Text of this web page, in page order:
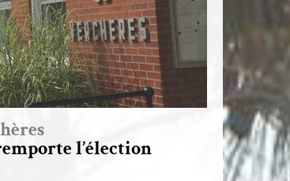
l’élection